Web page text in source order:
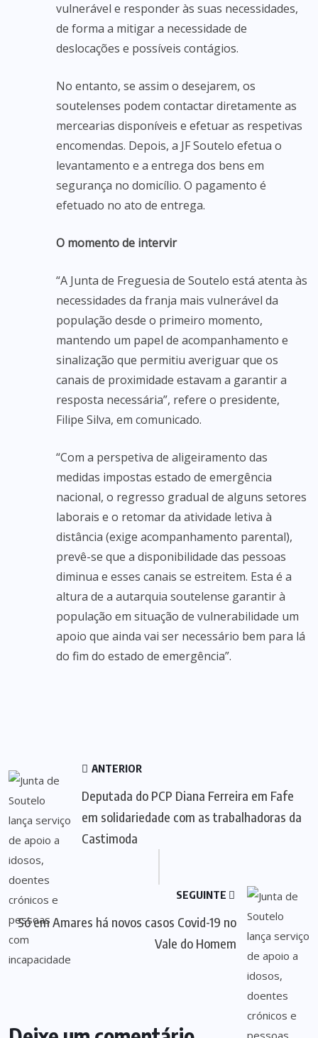
vulnerável e responder às suas necessidades,
de forma a mitigar a necessidade de
deslocações e possíveis contágios.
No entanto, se assim o desejarem, os
soutelenses podem contactar diretamente as
mercearias disponíveis e efetuar as respetivas
encomendas. Depois, a JF Soutelo efetua o
levantamento e a entrega dos bens em
segurança no domicílio. O pagamento é
efetuado no ato de entrega.
O momento de intervir
“A Junta de Freguesia de Soutelo está atenta às
necessidades da franja mais vulnerável da
população desde o primeiro momento,
mantendo um papel de acompanhamento e
sinalização que permitiu averiguar que os
canais de proximidade estavam a garantir a
resposta necessária”, refere o presidente,
Filipe Silva, em comunicado.
“Com a perspetiva de aligeiramento das
medidas impostas estado de emergência
nacional, o regresso gradual de alguns setores
laborais e o retomar da atividade letiva à
distância (exige acompanhamento parental),
prevê-se que a disponibilidade das pessoas
diminua e esses canais se estreitem. Esta é a
altura de a autarquia soutelense garantir à
população em situação de vulnerabilidade um
apoio que ainda vai ser necessário bem para lá
do fim do estado de emergência”.
ANTERIOR
Deputada do PCP Diana Ferreira em Fafe
em solidariedade com as trabalhadoras da
Castimoda
SEGUINTE
Só em Amares há novos casos Covid-19 no
Vale do Homem